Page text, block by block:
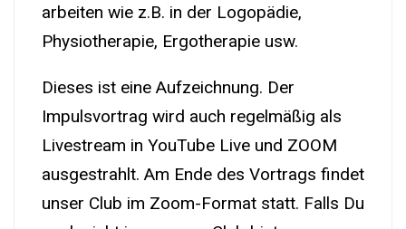
arbeiten wie z.B. in der Logopädie,
Physiotherapie, Ergotherapie usw.
Dieses ist eine Aufzeichnung. Der
Impulsvortrag wird auch regelmäßig als
Livestream in YouTube Live und ZOOM
ausgestrahlt. Am Ende des Vortrags findet
unser Club im Zoom-Format statt. Falls Du